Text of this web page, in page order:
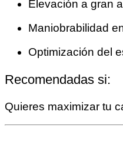
Elevación a gran
Maniobrabilidad
Optimización del
Recomendadas si:
Quieres maximizar tu